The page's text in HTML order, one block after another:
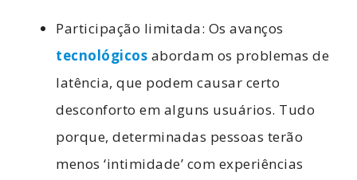
Participação limitada: Os avanços
tecnológicos abordam os problemas de
latência, que podem causar certo
desconforto em alguns usuários. Tudo
porque, determinadas pessoas terão
menos ‘intimidade’ com experiências